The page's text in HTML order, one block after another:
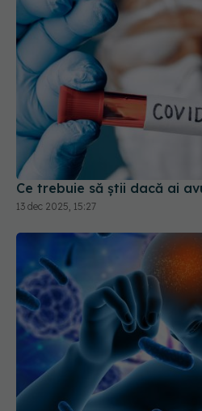
Ce trebuie să știi dacă ai
13 dec 2025, 15:27